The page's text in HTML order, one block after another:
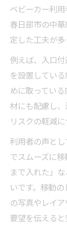
ベビーカー利用
春日部市の中
定した工夫が多
例えば、入口
を設置してい
めに取ってい
材にも配慮し
リスクの軽減に
利用者の声と
でスムーズに
まで入れた」
いです。移動
の写真やレイ
要望を伝えると